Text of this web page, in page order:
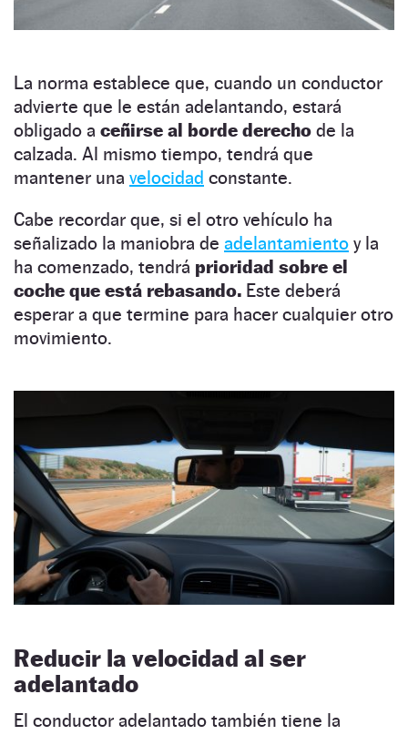
La norma establece que, cuando un conductor
advierte que le están adelantando, estará
obligado a ceñirse al borde derecho de la
calzada. Al mismo tiempo, tendrá que
mantener una velocidad constante.
Cabe recordar que, si el otro vehículo ha
señalizado la maniobra de adelantamiento y la
ha comenzado, tendrá prioridad sobre el
coche que está rebasando. Este deberá
esperar a que termine para hacer cualquier otro
movimiento.
Reducir la velocidad al ser
adelantado
El conductor adelantado también tiene la